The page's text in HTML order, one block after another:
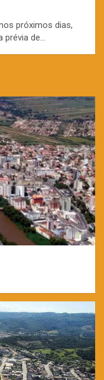
próximos dias,
de…